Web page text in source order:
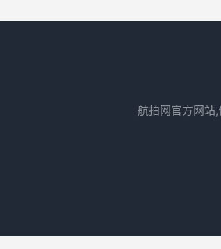
航拍网官方网站